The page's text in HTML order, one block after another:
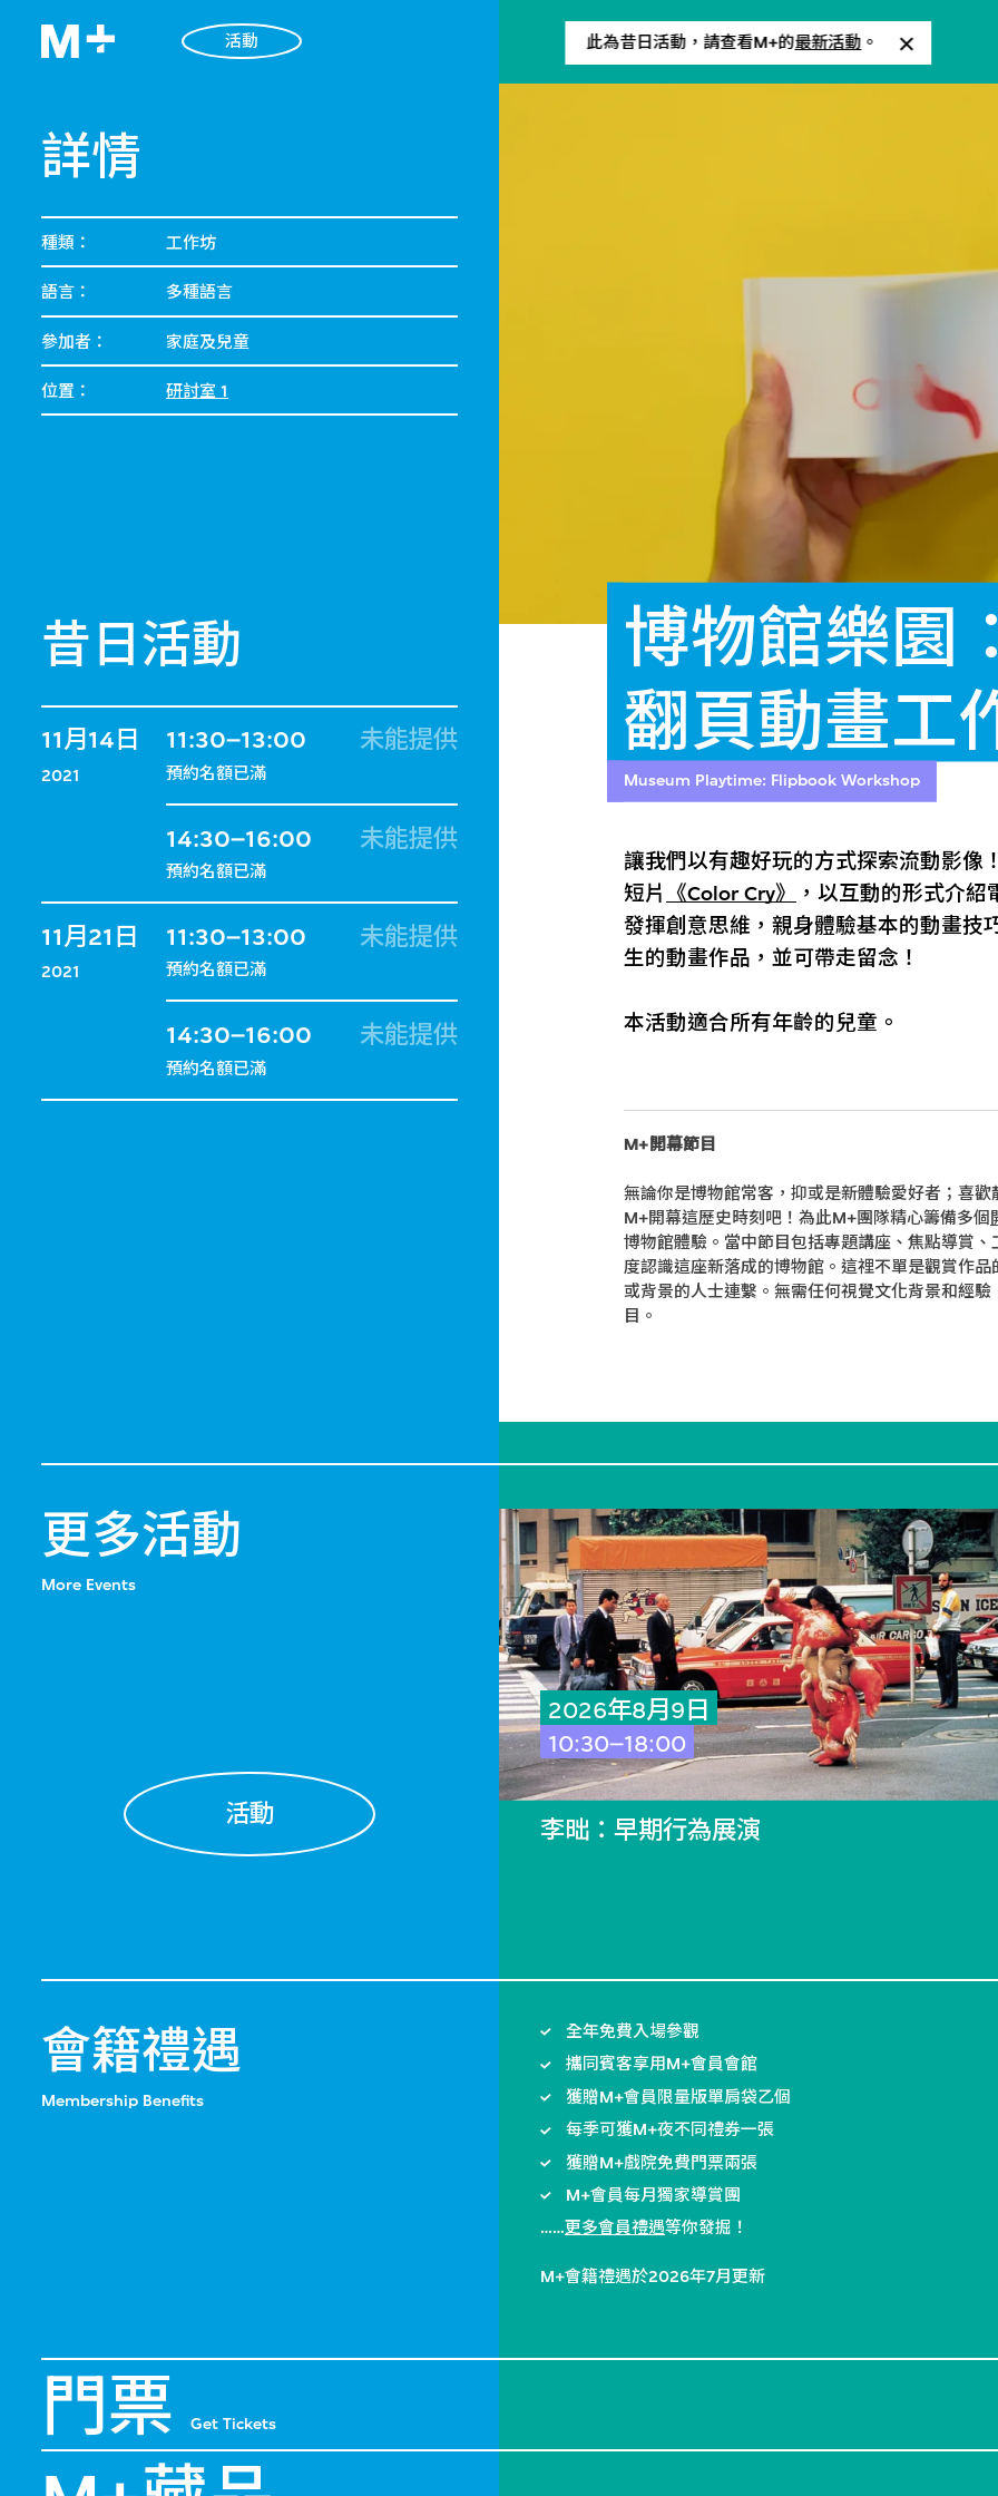
活動 此為昔日活動，請查看M+的最新活動 。
詳情
種類： 工作坊
語言： 多種語言
參加者： 家庭及兒童
位置： 研討室 1
昔日活動
11月14日
2021
11:30–13:00 未能提供
預約名額已滿
14:30–16:00 未能提供
預約名額已滿
11月21日
2021
11:30–13:00 未能提供
預約名額已滿
14:30–16:00 未能提供
預約名額已滿
博物館樂園
翻頁動畫工
Museum Playtime: Flipbook Workshop
讓我們以有趣好玩的方式探索流動影像
短片
《Color Cry》
，以互動的形式介
發揮創意思維，親身體驗基本的動畫技
生的動畫作品，並可帶走留念！
本活動適合所有年齡的兒童。
M+開幕節目
無論你是博物館常客，抑或是新體驗愛好者；喜
M+開幕這歷史時刻吧！為此M+團隊精心籌備多個
博物館體驗。當中節目包括專題講座、焦點導賞
度認識這座新落成的博物館。這𥚃不單是觀賞作
或背景的人士連繫。無需任何視覺文化背景和經
目。
更多活動
More Events
活動
2026年8月9日
10:30–18:00
李昢：早期行為展演
會籍禮遇
Membership Benefits
全年免費入場參觀
攜同賓客享用M+會員會館
獲贈M+會員限量版單肩袋乙個
每季可獲M+夜不同禮券一張
獲贈M+戲院免費門票兩張
M+會員每月獨家導賞團
……更多會員禮遇等你發掘！
M+會籍禮遇於2026年7月更新
門票 Get Tickets